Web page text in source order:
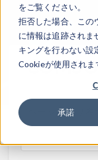
をご覧ください。
拒否した場合、この
に情報は追跡されま
キングを行わない設
Cookieが使用されま
承諾
ページ当たり